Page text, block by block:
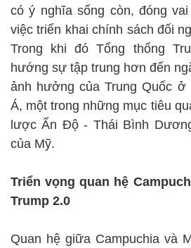
có ý nghĩa sống còn, đóng
việc triển khai chính sách đối
Trong khi đó Tổng thống
hướng sự tập trung hơn đến
ảnh hưởng của Trung Quốc
Á, một trong những mục tiêu
lược Ấn Độ - Thái Bình
của Mỹ.
Triển vọng quan hệ
Trump 2.0
Quan hệ giữa Campuchia và